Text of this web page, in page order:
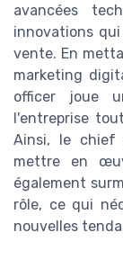
avancées
innovations
vente. En
marketing
officer joue
l'entreprise
Ainsi, le chief
mettre en
également
rôle, ce qui
nouvelles